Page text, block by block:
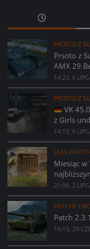
PROSTO Z
Prsoto z
AMX 29
14:23, 6
PROSTO Z
VK
z Girls
14:15, 6
LEAK/
Miesiąc w
21:09, 2
PATCHE /
Patch
16:15, 29